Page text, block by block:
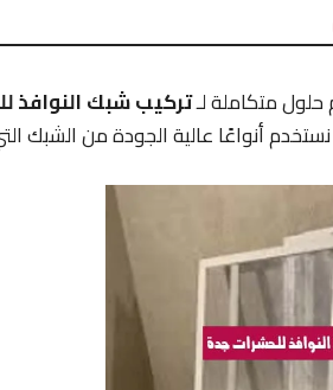
حلول متكاملة لـتركيب شبك النوافذ
نستخدم أنواعًا عالية الجودة من الشبك